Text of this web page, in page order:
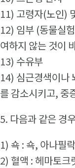
11) 고령자(노인)
12) 임부 (동물실
여하지 않는 것이
13) 수유부
14) 심근경색이나
를 감소시키고, 중
5. 다음과 같은 경
1) 쇽 : 쇽, 아나필
2) 혈액 : 헤마토